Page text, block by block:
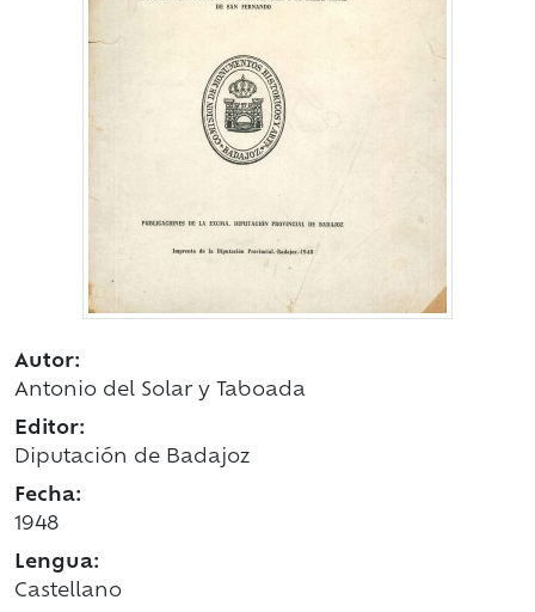
Autor:
Antonio del Solar y Taboada
Editor:
Diputación de Badajoz
Fecha:
1948
Lengua:
Castellano